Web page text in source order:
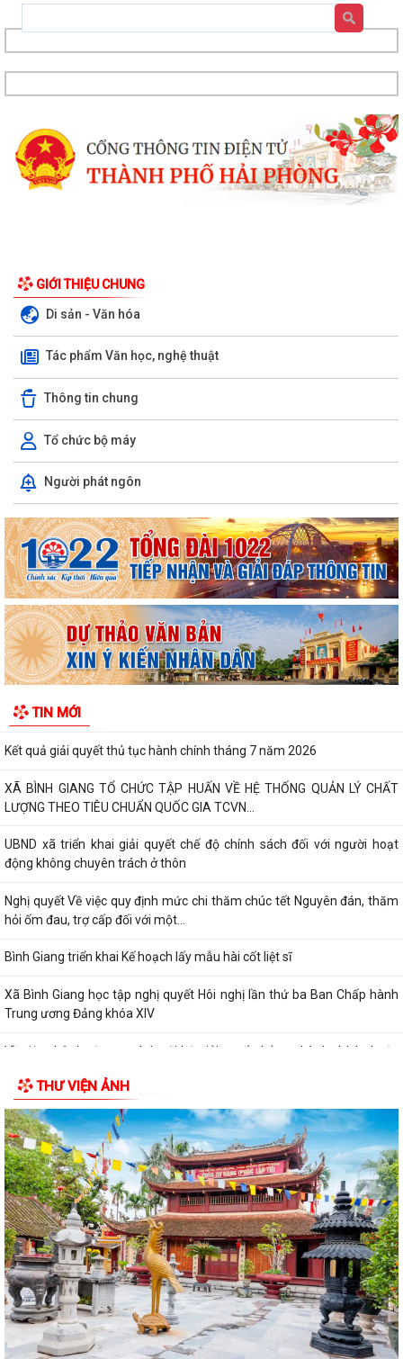
GIỚI THIỆU CHUNG
Di sản - Văn hóa
Tác phẩm Văn học, nghệ thuật
Thông tin chung
Tổ chức bộ máy
Người phát ngôn
TIN MỚI
đồng nhân dân thành phố đối với...
Về việc danh mục TTHC đã cung cấp DVCTT và TTHC chưa đủ điều
kiện cung cấp DVCTT trên Cổng Dịch vụ...
Xã Bình Giang tổ chức lấy mẫu ADN tại các phần mộ liệt sĩ chưa xác
định được thông tin
Công khai Nghị Quyết quy định về lệ phí đăng ký kinh doanh trên địa
bàn thành phố Hải Phòng
bị bãi bỏ thuộc phạm vi chức...
Kết quả giải quyết thủ tục hành chính tháng 7 năm 2026
XÃ BÌNH GIANG TỔ CHỨC TẬP HUẤN VỀ HỆ THỐNG QUẢN LÝ CHẤT
LƯỢNG THEO TIÊU CHUẨN QUỐC GIA TCVN...
UBND xã triển khai giải quyết chế độ chính sách đối với người hoạt
động không chuyên trách ở thôn
Nghị quyết Về việc quy định mức chi thăm chúc tết Nguyên đán, thăm
hỏi ốm đau, trợ cấp đối với một...
Bình Giang triển khai Kế hoạch lấy mẫu hài cốt liệt sĩ
Xã Bình Giang học tập nghị quyết Hôi nghị lần thứ ba Ban Chấp hành
Trung ương Đảng khóa XIV
Về việc phê duyệt quy trình nội bộ giải quyết thủ tục hành chính thuộc
Về việc khai bố thủ tục hành chính nội bộ được sửa đổi, bổ sung thuộc
phạm vi, chức năng quản lý...
Quyết định Về việc kiện toàn Ban chỉ đạo áp dụng, duy trì, cải tiến và
công bố Hệ thống quản lý...
ĐỜI ĐỜI GHI NHỚ CÔNG ƠN CÁC ANH HÙNG LIỆT SĨ, THƯƠNG BINH,
BỆNH BINH VÀ NGƯỜI CÓ CÔNG VỚI CÁCH MẠNG
Về việc công khai danh mục thủ tục hành chính bị bãi bỏ thuộc phạm vi
chức năng của Sở Nông nghiệp...
THẮP SÁNG NGỌN NẾN TRI ÂN – XÃ BÌNH GIANG LAN TỎA ĐẠO LÝ
"UỐNG NƯỚC NHỚ NGUỒN"
THƯ VIỆN ẢNH